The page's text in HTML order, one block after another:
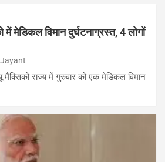
मेडिकल विमान दुर्घटनाग्रस्त, 4 लोगों
मैक्सिको राज्य में गुरुवार को एक मेडिकल विमान